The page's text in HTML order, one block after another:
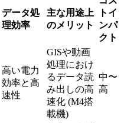
データ処
理効率
主な用途上
のメリット
トイ
ンパ
クト
高い電力
効率と高
速性
GISや動画
処理におけ
るデータ読
み出しの高
速化 (M4搭
載機)
中〜
高